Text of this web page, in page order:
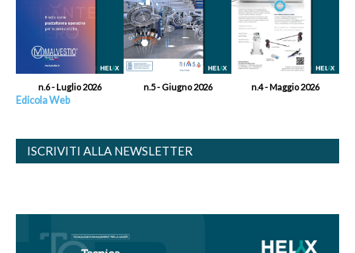
n.6 - Luglio 2026 n.5 - Giugno 2026 n.4 - Maggio 2026
Edicola Web
ISCRIVITI ALLA NEWSLETTER